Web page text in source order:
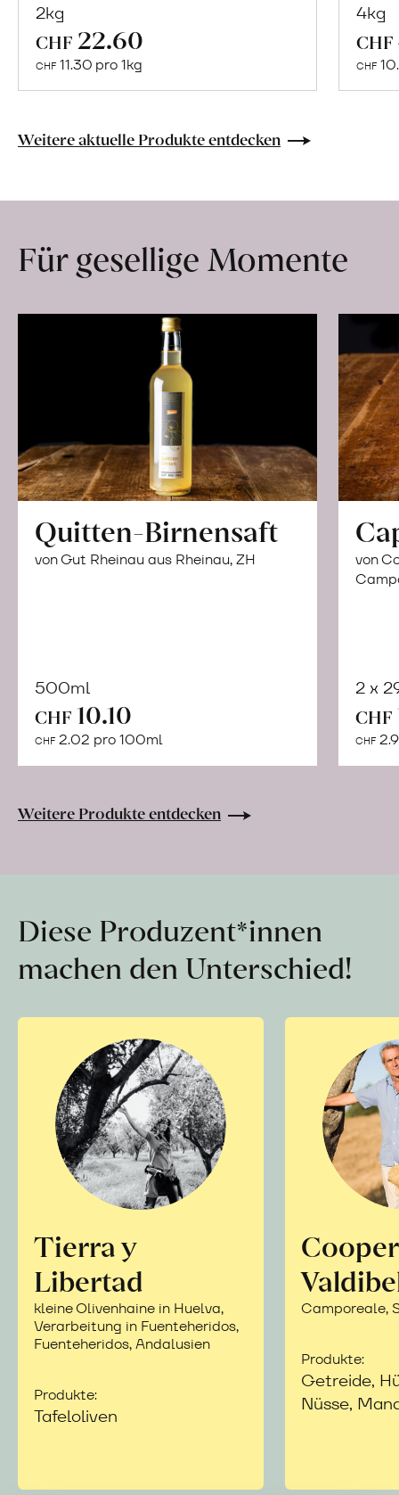
2kg
CHF 22.60
CHF 11.30 pro 1kg
Naturbelassene
Lebensmittel
Hof
erfahren
4kg
CHF
CHF
Weitere aktuelle Produkte entdecken
Für gesellige Momente
Quitten-Birnensaft
von Gut Rheinau aus Rheinau, ZH
500ml
CHF 10.10
CHF 2.02 pro 100ml
Warenkorb
von
2 x
CHF
CHF
Weitere Produkte entdecken
Diese Produzent*innen
machen den Unterschied!
Tierra y
Libertad
kleine Olivenhaine in Huelva,
Verarbeitung in Fuenteheridos,
Fuenteheridos, Andalusien
Produkte:
Tafeloliven
Camporeale,
Produkte:
Getreide,
Nüsse,